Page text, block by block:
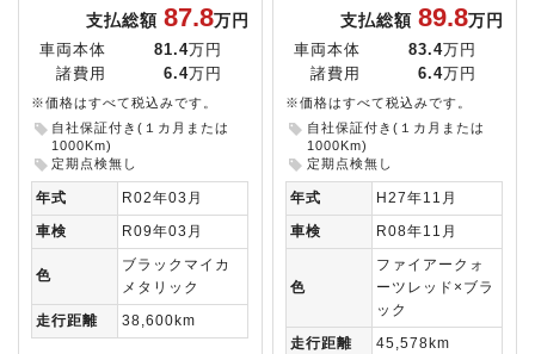
支払総額 87.8万円
車両本体 81.4万円
諸費用
6.4万円
※価格はすべて税込みです。
自社保証付き(１カ月または
1000Km)
定期点検無し
年式
R02年03月
車検
R09年03月
色
ブラックマイカ
メタリック
走行距離
38,600km
支払総額 89.8万円
車両本体 83.4万円
諸費用
6.4万円
※価格はすべて税込みです。
自社保証付き(１カ月または
1000Km)
定期点検無し
年式
H27年11月
車検
R08年11月
色
ファイアークォ
ーツレッド×ブラ
ック
走行距離
45,578km